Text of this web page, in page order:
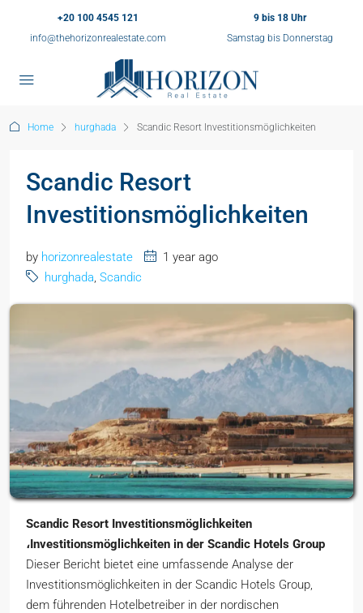
+20 100 4545 121
info@thehorizonrealestate.com
9 bis 18 Uhr
Samstag bis Donnerstag
Home hurghada Scandic Resort Investitionsmöglichkeiten
Scandic Resort
Investitionsmöglichkeiten
by horizonrealestate
1 year ago
hurghada, Scandic
Scandic Resort Investitionsmöglichkeiten
،Investitionsmöglichkeiten in der Scandic Hotels Group
Dieser Bericht bietet eine umfassende Analyse der
Investitionsmöglichkeiten in der Scandic Hotels Group,
dem führenden Hotelbetreiber in der nordischen